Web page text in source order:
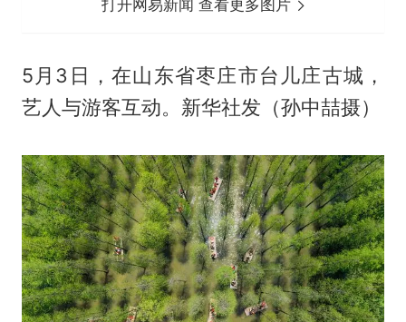
打开网易新闻 查看更多图片
5月3日，在山东省枣庄市台儿庄古城，
艺人与游客互动。新华社发（孙中喆摄）